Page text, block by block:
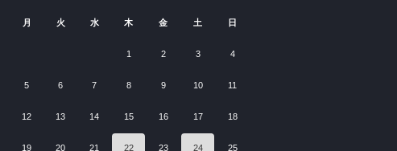
月 火 水 木 金 土 日
1 2 3 4
5 6 7 8 9 10 11
12 13 14 15 16 17 18
19 20 21 22 23 24 25